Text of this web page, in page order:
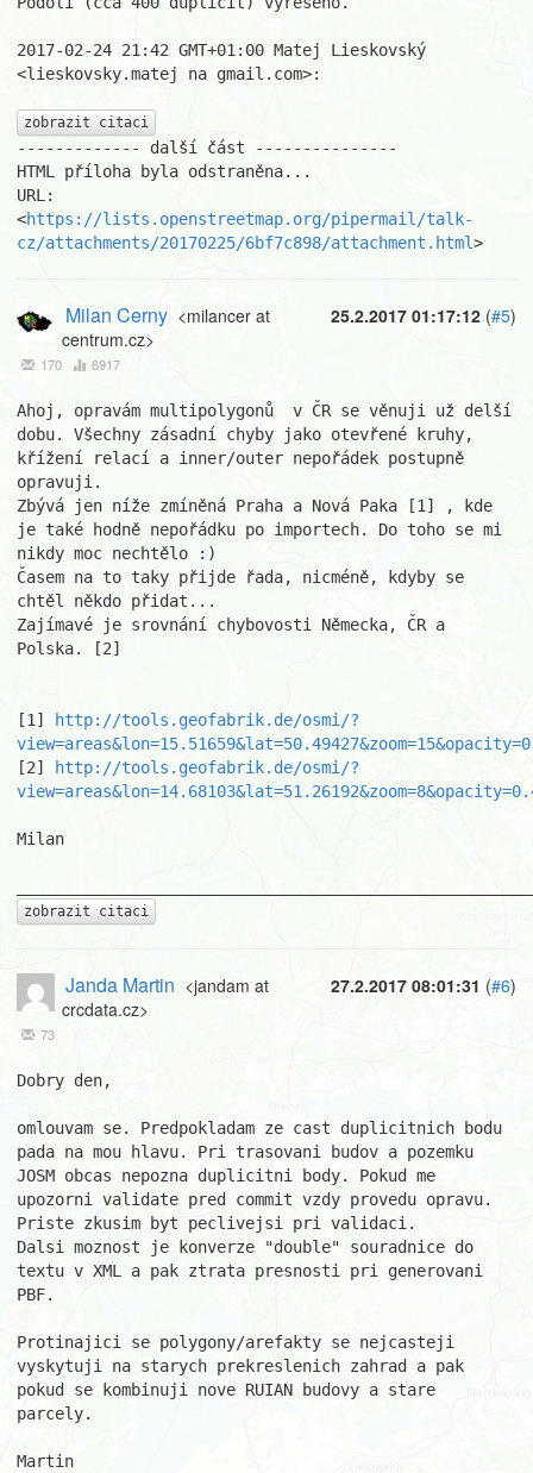
2017-02-24 21:42 GMT+01:00 Matej Lieskovský
<lieskovsky.matej na gmail.com>:
zobrazit citaci
------------- další část ---------------
HTML příloha byla odstraněna...
URL:
<https://lists.openstreetmap.org/pipermail/talk-
cz/attachments/20170225/6bf7c898/attachment.html>
25.2.2017 01:17:12 (#5)
Milan Cerny <milancer at
centrum.cz>
170 6917
Ahoj, opravám multipolygonů  v ČR se věnuji už delší
dobu. Všechny zásadní chyby jako otevřené kruhy,
křížení relací a inner/outer nepořádek postupně
opravuji.
Zbývá jen níže zmíněná Praha a Nová Paka [1] , kde
je také hodně nepořádku po importech. Do toho se mi
nikdy moc nechtělo :)
Časem na to taky přijde řada, nicméně, kdyby se
chtěl někdo přidat...
Zajímavé je srovnání chybovosti Německa, ČR a
Polska. [2]
[1]
http://tools.geofabrik.de/osmi/?
[2]
http://tools.geofabrik.de/osmi/?
Milan
zobrazit citaci
27.2.2017 08:01:31 (#6)
Janda Martin <jandam at
crcdata.cz>
73
Dobry den,
omlouvam se. Predpokladam ze cast duplicitnich bodu
pada na mou hlavu. Pri trasovani budov a pozemku
JOSM obcas nepozna duplicitni body. Pokud me
upozorni validate pred commit vzdy provedu opravu.
Priste zkusim byt peclivejsi pri validaci.
Dalsi moznost je konverze "double" souradnice do
textu v XML a pak ztrata presnosti pri generovani
PBF.
Protinajici se polygony/arefakty se nejcasteji
vyskytuji na starych prekreslenich zahrad a pak
pokud se kombinuji nove RUIAN budovy a stare
parcely.
Martin